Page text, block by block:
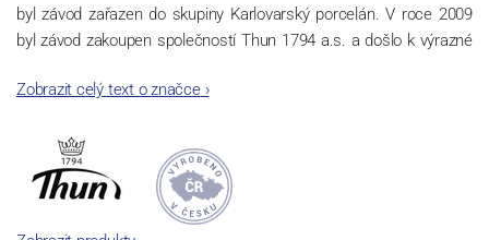
byl závod zařazen do skupiny Karlovarský porcelán. V roce 2009
byl závod zakoupen společností Thun 1794 a.s. a došlo k výrazné
společnosti a v jejím areálu jsou umístěny i provoz servis a výroba
a ve své výrobě navazuje na více jak 220-letou tradici výroby
porcelánu. Kapacita tohoto závodu je 3.500 - 4.000 tun ročně,
závod je vybaven moderními technologickými zařízeními -
isostatické lisy, tlakové lití, glazovací komplex, rychlovýpalná pec,
Zobrazit celý text o značce›